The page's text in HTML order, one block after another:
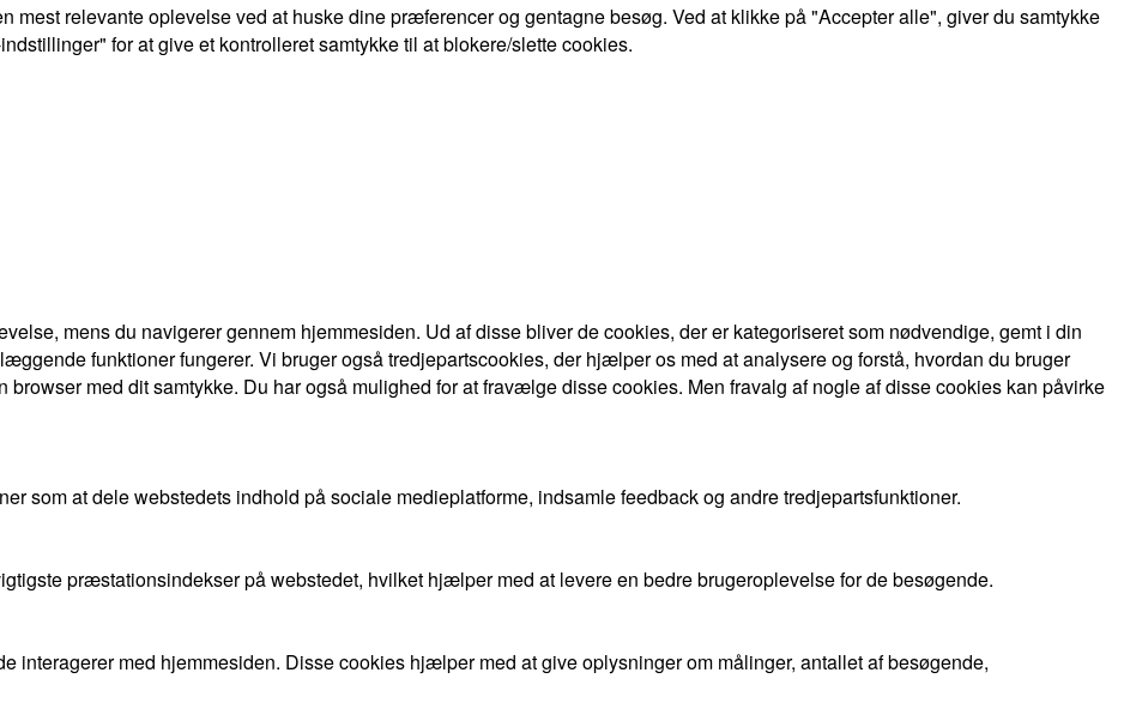
mest relevante oplevelse ved at huske dine præferencer og gentagne besøg. Ved at klikke på "Accepter alle", giver du samtykke
for at give et kontrolleret samtykke til at blokere/slette cookies.
mens du navigerer gennem hjemmesiden. Ud af disse bliver de cookies, der er kategoriseret som nødvendige, gemt i din
funktioner fungerer. Vi bruger også tredjepartscookies, der hjælper os med at analysere og forstå, hvordan du bruger
med dit samtykke. Du har også mulighed for at fravælge disse cookies. Men fravalg af nogle af disse cookies kan påvirke
som at dele webstedets indhold på sociale medieplatforme, indsamle feedback og andre tredjepartsfunktioner.
præstationsindekser på webstedet, hvilket hjælper med at levere en bedre brugeroplevelse for de besøgende.
interagerer med hjemmesiden. Disse cookies hjælper med at give oplysninger om målinger, antallet af besøgende,